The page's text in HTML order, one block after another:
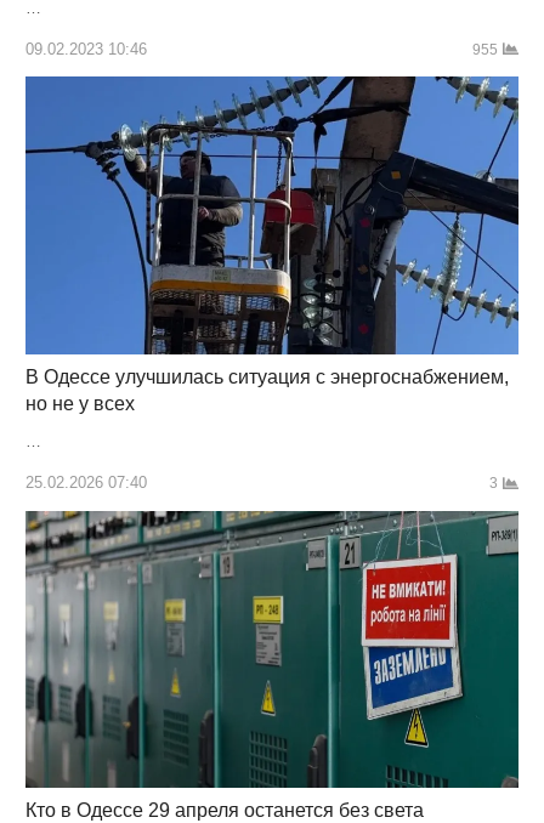
09.02.2023 10:46 955
В Одессе улучшилась ситуация с энергоснабжением,
но не у всех
25.02.2026 07:40 3
Кто в Одессе 29 апреля останется без света